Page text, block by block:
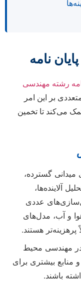
نامه
رشته مهندسی
بر این امر
می‌کند تا تخمین
میدانی گسترده،
آلاینده‌ها،
عددی
و آب، مدل‌های
مهندسی محیط
بیشتری برای
باشند.